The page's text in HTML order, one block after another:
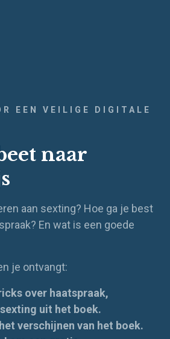
EEN VEILIGE DIGITALE
naar
aan sexting? Hoe ga je best
En wat is een goede
je ontvangt:
over haatspraak,
uit het boek.
verschijnen van het boek.